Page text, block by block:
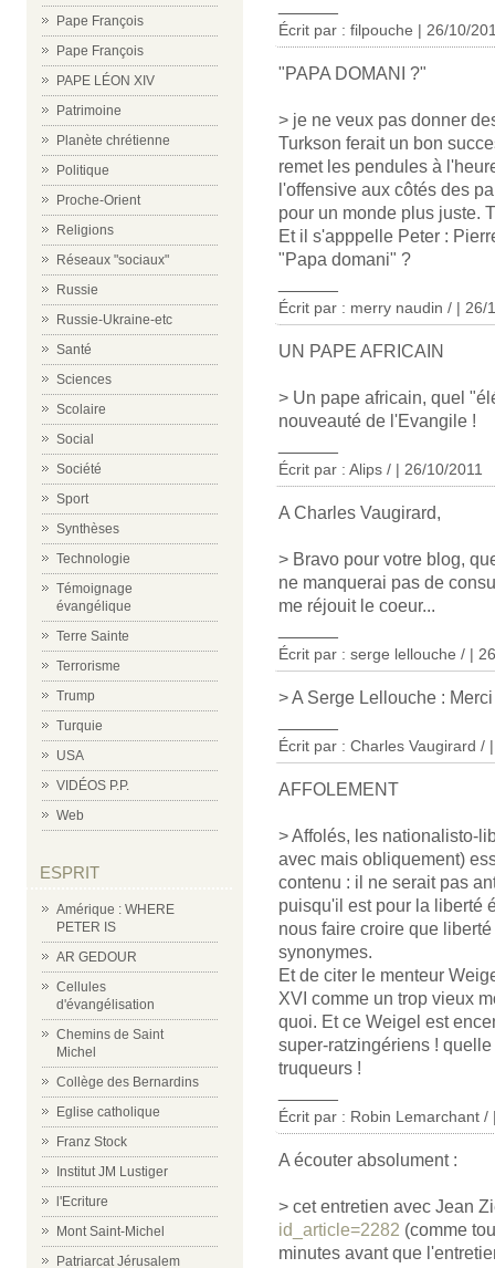
Pape François
Pape François
PAPE LÉON XIV
Patrimoine
Planète chrétienne
Politique
Proche-Orient
Religions
Réseaux "sociaux"
Russie
Russie-Ukraine-etc
Santé
Sciences
Scolaire
Social
Société
Sport
Synthèses
Technologie
Témoignage
évangélique
Terre Sainte
Terrorisme
Trump
Turquie
USA
VIDÉOS P.P.
Web
ESPRIT
Amérique : WHERE
PETER IS
AR GEDOUR
Cellules
d'évangélisation
Chemins de Saint
Michel
Collège des Bernardins
Eglise catholique
Franz Stock
Institut JM Lustiger
l'Ecriture
Mont Saint-Michel
Patriarcat Jérusalem
Écrit par : filpouche | 26/10/
"PAPA DOMANI ?"
> je ne veux pas donner
Turkson ferait un bon
remet les pendules à
l'offensive aux côtés des
pour un monde plus juste.
Et il s'apppelle Peter :
"Papa domani" ?
Écrit par : merry naudin / | 26/
UN PAPE AFRICAIN
> Un pape africain, quel
nouveauté de l'Evangile !
Écrit par : Alips / | 26/10/2011
A Charles Vaugirard,
> Bravo pour votre blog,
ne manquerai pas de
me réjouit le coeur...
Écrit par : serge lellouche / |
> A Serge Lellouche :
Écrit par : Charles Vaugirard /
AFFOLEMENT
> Affolés, les nationalisto-
avec mais obliquement)
contenu : il ne serait pas
puisqu'il est pour la liberté
nous faire croire que
synonymes.
Et de citer le menteur
XVI comme un trop vieux
quoi. Et ce Weigel est
super-ratzingériens !
truqueurs !
Écrit par : Robin Lemarchant /
A écouter absolument :
> cet entretien avec Jean
id_article=2282 (comme
minutes avant que